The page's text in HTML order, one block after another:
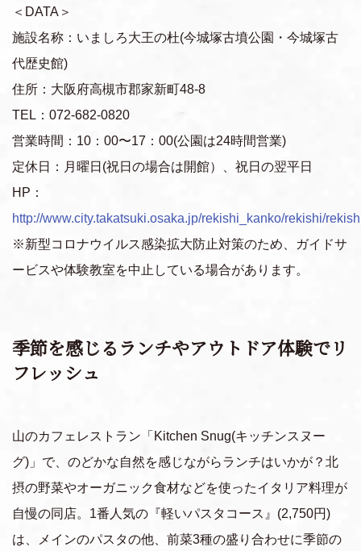
＜DATA＞
施設名称：いましろ大王の杜(今城塚古墳公園・今城塚古
代歴史館)
住所：大阪府高槻市郡家新町48-8
TEL：072-682-0820
営業時間：10：00〜17：00(公園は24時間営業)
定休日：月曜日(祝日の場合は開館）、祝日の翌平日
HP：
http://www.city.takatsuki.osaka.jp/rekishi_kanko/rekishi/
※新型コロナウイルス感染拡大防止対策のため、ガイドサ
ービスや体験教室を中止している場合があります。
季節を感じるランチやアウトドア体験でリ
フレッシュ
山のカフェレストラン「Kitchen Snug(キッチンスヌー
グ)」で、のどかな自然を感じながらランチはいかが？北
摂の野菜やオーガニック食材などを使ったイタリア料理が
自慢の同店。1番人気の『軽いパスタコース』(2,750円)
は、メインのパスタの他、前菜3種の盛り合わせに季節の